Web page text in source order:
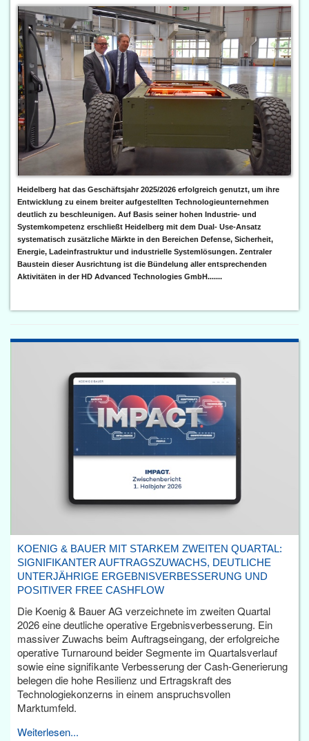
Heidelberg hat das Geschäftsjahr 2025/2026 erfolgreich genutzt, um ihre
Entwicklung zu einem breiter aufgestellten Technologieunternehmen
deutlich zu beschleunigen. Auf Basis seiner hohen Industrie- und
Systemkompetenz erschließt Heidelberg mit dem Dual- Use-Ansatz
systematisch zusätzliche Märkte in den Bereichen Defense, Sicherheit,
Energie, Ladeinfrastruktur und industrielle Systemlösungen. Zentraler
Baustein dieser Ausrichtung ist die Bündelung aller entsprechenden
Aktivitäten in der HD Advanced Technologies GmbH.......
KOENIG & BAUER MIT STARKEM ZWEITEN QUARTAL:
SIGNIFIKANTER AUFTRAGSZUWACHS, DEUTLICHE
UNTERJÄHRIGE ERGEBNISVERBESSERUNG UND
POSITIVER FREE CASHFLOW
Die Koenig & Bauer AG verzeichnete im zweiten Quartal
2026 eine deutliche operative Ergebnisverbesserung. Ein
massiver Zuwachs beim Auftragseingang, der erfolgreiche
operative Turnaround beider Segmente im Quartalsverlauf
sowie eine signifikante Verbesserung der Cash-Generierung
belegen die hohe Resilienz und Ertragskraft des
Technologiekonzerns in einem anspruchsvollen
Marktumfeld.
Weiterlesen...